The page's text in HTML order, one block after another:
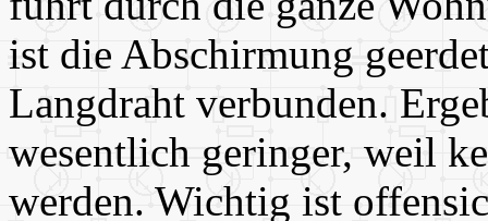
ist die Abschirmung
Langdraht verbunden.
wesentlich geringer, weil
werden. Wichtig ist